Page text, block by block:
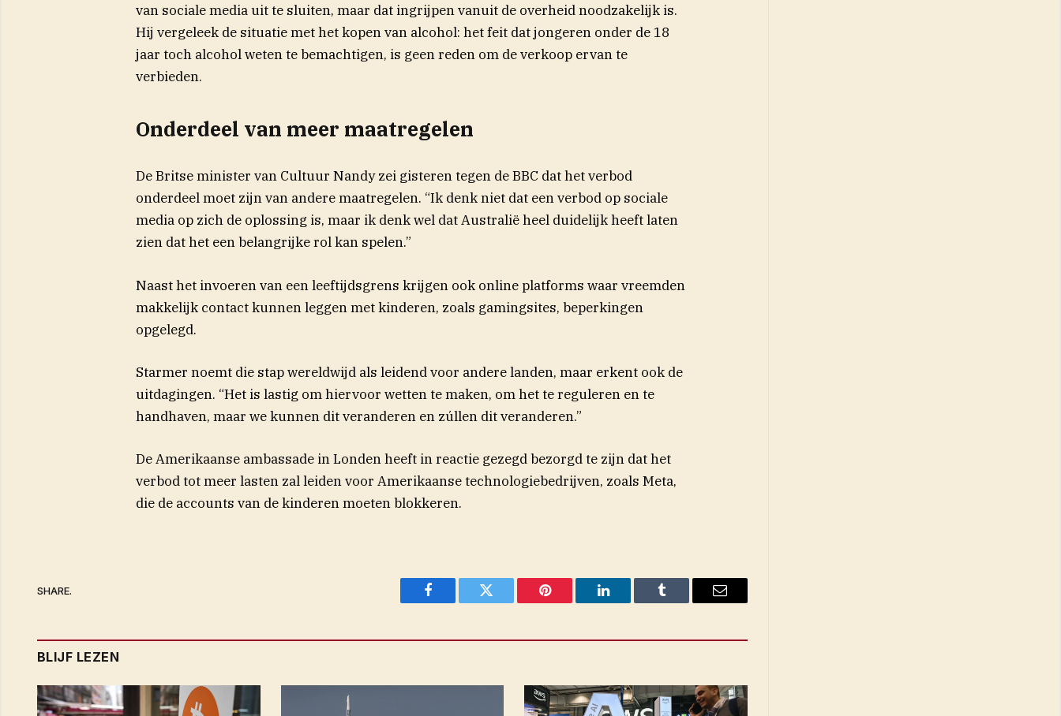
van sociale media uit te sluiten, maar dat ingrijpen vanuit de overheid noodzakelijk is.
Hij vergeleek de situatie met het kopen van alcohol: het feit dat jongeren onder de 18
jaar toch alcohol weten te bemachtigen, is geen reden om de verkoop ervan te
verbieden.
Onderdeel van meer maatregelen
De Britse minister van Cultuur Nandy zei gisteren tegen deBBC(opent in nieuw venster)
dat het verbod
onderdeel moet zijn van andere maatregelen. “Ik denk niet dat een verbod op sociale
media op zich de oplossing is, maar ik denk wel dat Australië heel duidelijk heeft laten
zien dat het een belangrijke rol kan spelen.”
Naast het invoeren van een leeftijdsgrens krijgen ook online platforms waar vreemden
makkelijk contact kunnen leggen met kinderen, zoals gamingsites, beperkingen
opgelegd.
Starmer noemt die stap wereldwijd als leidend voor andere landen, maar erkent ook de
uitdagingen. “Het is lastig om hiervoor wetten te maken, om het te reguleren en te
handhaven, maar we kunnen dit veranderen en zúllen dit veranderen.”
De Amerikaanse ambassade in Londen heeft in reactie gezegd bezorgd te zijn dat het
verbod tot meer lasten zal leiden voor Amerikaanse technologiebedrijven, zoals Meta,
die de accounts van de kinderen moeten blokkeren.
SHARE.
Facebook Twitter Pinterest LinkedIn Tumblr Email
BLIJF LEZEN